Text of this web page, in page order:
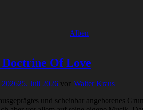
Alben
Doctrine Of Love
202625. Juli 2026 von Walter Kraus
und scheinbar angeborenes